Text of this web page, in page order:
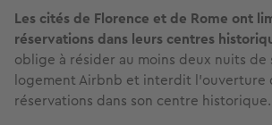
Les cités de Florence et de Rome ont
réservations dans leurs centres
oblige à résider au moins deux nuits de
logement Airbnb et interdit l'ouverture
réservations dans son centre historique.